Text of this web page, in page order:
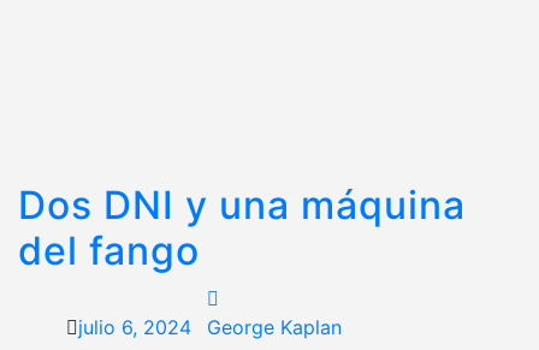
Dos DNI y una máquina
del fango
julio 6, 2024
George Kaplan